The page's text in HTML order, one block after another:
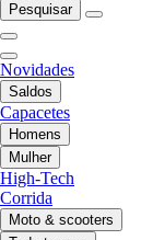
Pesquisar
Novidades
Saldos
Capacetes
Homens
Mulher
High-Tech
Corrida
Moto & scooters